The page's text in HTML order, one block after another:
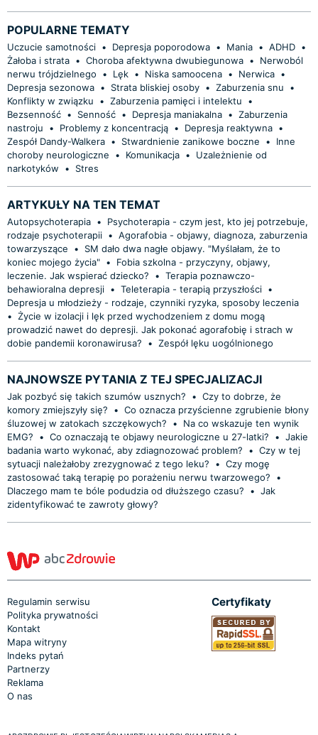
POPULARNE TEMATY
Uczucie samotności • Depresja poporodowa • Mania • ADHD •
Żałoba i strata • Choroba afektywna dwubiegunowa •
Nerwoból
nerwu trójdzielnego
• Lęk • Niska samoocena • Nerwica •
Depresja sezonowa • Strata bliskiej osoby • Zaburzenia snu
•
Konflikty w związku
• Zaburzenia pamięci i intelektu
•
Bezsenność • Senność • Depresja maniakalna • Zaburzenia
nastroju
• Problemy z koncentracją • Depresja reaktywna •
Zespół Dandy-Walkera • Stwardnienie zanikowe boczne •
Inne
choroby neurologiczne
• Komunikacja •
Uzależnienie od
narkotyków
• Stres
ARTYKUŁY NA TEN TEMAT
Autopsychoterapia •
Psychoterapia - czym jest, kto jej potrzebuje,
rodzaje psychoterapii • Agorafobia - objawy, diagnoza, zaburzenia
towarzyszące
•
SM dało dwa nagłe objawy. "Myślałam, że to
koniec mojego życia" •
Fobia szkolna - przyczyny, objawy,
leczenie. Jak wspierać dziecko?
• Terapia poznawczo-
behawioralna depresji • Teleterapia - terapią przyszłości •
Depresja u młodzieży - rodzaje, czynniki ryzyka, sposoby leczenia
• Życie w izolacji i lęk przed wychodzeniem z domu mogą
prowadzić nawet do depresji. Jak pokonać agorafobię i strach w
dobie pandemii koronawirusa?
• Zespół lęku uogólnionego
NAJNOWSZE PYTANIA Z TEJ SPECJALIZACJI
Jak pozbyć się takich szumów usznych? • Czy to dobrze, że
komory zmiejszyły się?
• Co oznacza przyścienne zgrubienie błony
śluzowej w zatokach szczękowych?
•
Na co wskazuje ten wynik
EMG?
• Co oznaczają te objawy neurologiczne u 27-latki? • Jakie
badania warto wykonać, aby zdiagnozować problem?
• Czy w tej
sytuacji należałoby zrezygnować z tego leku?
• Czy mogę
zastosować taką terapię po porażeniu nerwu twarzowego?
•
Dlaczego mam te bóle podudzia od dłuższego czasu?
• Jak
zidentyfikować te zawroty głowy?
Regulamin serwisu
Polityka prywatności
Kontakt
Mapa witryny
Indeks pytań
Partnerzy
Reklama
O nas
Certyfikaty